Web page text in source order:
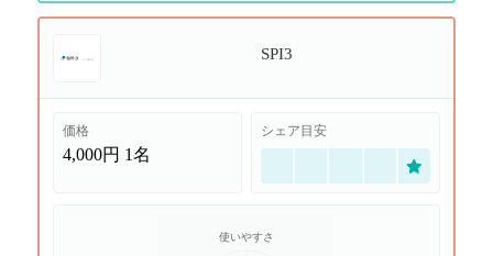
SPI3
価格
4,000円 1名
シェア目安
使いやすさ